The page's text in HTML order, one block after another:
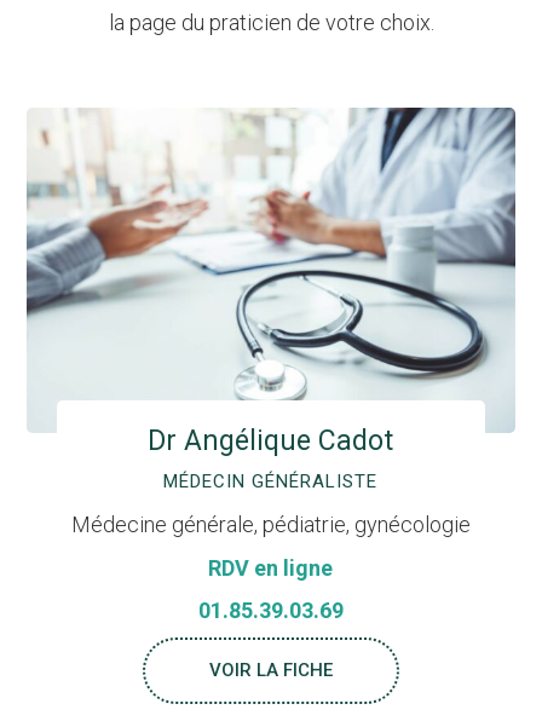
la page du praticien de votre choix.
Dr Angélique Cadot
MÉDECIN GÉNÉRALISTE
Médecine générale, pédiatrie, gynécologie
RDV en ligne
01.85.39.03.69
VOIR LA FICHE